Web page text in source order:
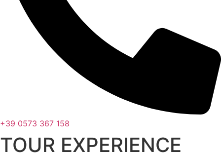
+39 0573 367 158
TOUR EXPERIENCE